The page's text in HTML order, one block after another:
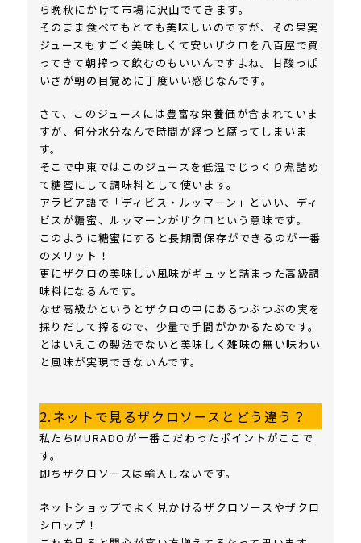
ら晩秋にかけて市場に沢山でてきます。
そのまま食べてもとても美味しいのですが、その果実
ジュースもすごく美味しくて安いザクロを八百屋で買
ってきて朝搾って飲むのもいいんですよね。甘酸っぱ
いさが朝の目覚めに丁度いい感じなんです。
さて、このジュースには豊富な栄養価が含まれていま
すが、何分水分なんで時間が経つと腐ってしまいま
す。
そこで中東ではこのジュースを低温でじっくり煮詰め
て糖蜜にして調味料として使います。
アラビア語で「ディビス・ルッマーン」といい、ディ
ビスが糖蜜、ルッマーンがザクロという意味です。
このように糖蜜にすると長期間保存ができるのが一番
のメリット！
更にザクロの美味しい風味がギュッと詰まった高級調
味料になるんです。
なぜ高級かというとザクロの中にあるつぶつぶの実を
採りだして搾るので、少量で手間がかかるためです。
とはいえこの製法でないと美味しく雑味の無い味わい
と風味が実現できないんです。
2.ネットで見るザクロソースとどう違う？
私たちMURADOが一番こだわったポイントがここで
す。
即ちザクロソースは輸入しないです。
ネットショップでよく見かけるザクロソースやザクロ
シロップ！